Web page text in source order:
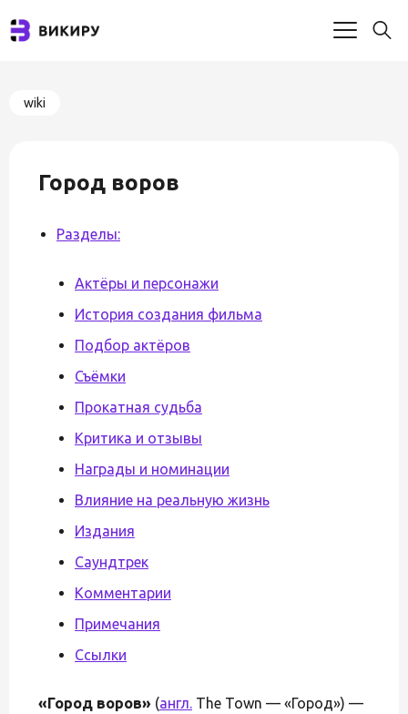
wiki
Город воров
Разделы:
Актёры и персонажи
История создания фильма
Подбор актёров
Съёмки
Прокатная судьба
Критика и отзывы
Награды и номинации
Влияние на реальную жизнь
Издания
Саундтрек
Комментарии
Примечания
Ссылки
«Город воров» (англ. The Town — «Город») —